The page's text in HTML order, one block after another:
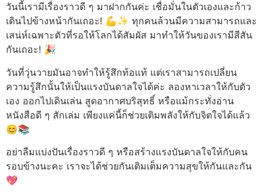
วันนี้เรามีเรื่องราวดี ๆ มาฝากกันค่ะ เชื่อมั่นในตัวเองและก้าว
เดินไปข้างหน้ากันเถอะ! 💪✨ ทุกคนล้วนมีความสามารถและ
เสน่ห์เฉพาะตัวที่รอให้โลกได้สัมผัส มาทำให้วันของเรามีสีสัน
กันเถอะ! 🎉
วันที่วุ่นวายมันอาจทำให้รู้สึกท้อแท้ แต่เราสามารถเปลี่ยน
ความรู้สึกนั้นให้เป็นแรงบันดาลใจได้ค่ะ ลองหาเวลาให้กับตัว
เอง ออกไปเดินเล่น สูดอากาศบริสุทธิ์ หรือแม้กระทั่งอ่าน
หนังสือดี ๆ สักเล่ม เพียงแค่นี้ก็ช่วยเติมพลังให้กับจิตใจได้แล้ว
😊📚
อย่าลืมแบ่งปันเรื่องราวดี ๆ หรือสร้างแรงบันดาลใจให้กับคน
รอบข้างนะคะ เราจะได้ช่วยกันเติมเต็มความสุขให้กันและกัน
💖